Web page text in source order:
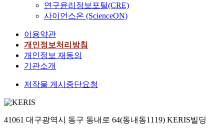
연구윤리정보포털(CRE)
사이언스온 (ScienceON)
이용약관
개인정보처리방침
개인정보 재동의
기관소개
저작물 게시중단요청
41061 대구광역시 동구 동내로 64(동내동1119) KERIS빌딩